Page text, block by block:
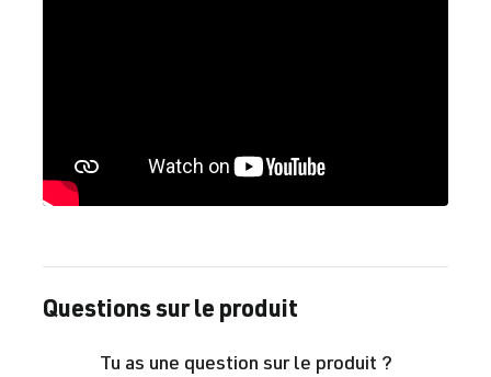
Questions sur le produit
Tu as une question sur le produit ?